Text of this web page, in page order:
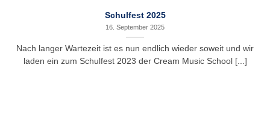
Schulfest 2025
16. September 2025
Nach langer Wartezeit ist es nun endlich wieder soweit und wir
laden ein zum Schulfest 2023 der Cream Music School [...]